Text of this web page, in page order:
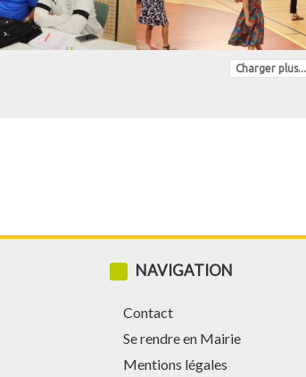
Charger plus...
NAVIGATION
Contact
Se rendre en Mairie
Mentions légales